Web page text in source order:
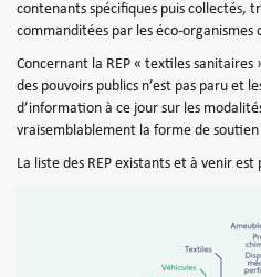
contenants spécifiques puis collectés,
commanditées par les éco-organismes
Concernant la REP « textiles
des pouvoirs publics n’est pas paru et
d’information à ce jour sur les
vraisemblablement la forme de
La liste des REP existants et à venir